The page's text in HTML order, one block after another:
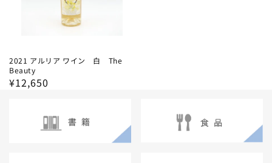
2021 アルリア ワイン 白 The
Beauty
通
¥12,650